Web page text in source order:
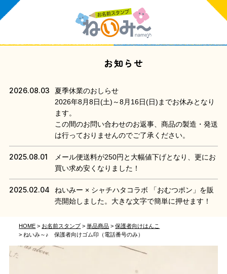
お知らせ
2026.08.03
夏季休業のおしらせ
2026年8月8日(土)～8月16日(日)までお休みとなり
ます。
この間のお問い合わせのお返事、商品の製造・発送
は行っておりませんのでご了承ください。
2025.08.01
メール便送料が250円と大幅値下げとなり、更にお
買い求め安くなりました！
2025.02.04
ねいみー × シャチハタコラボ 「おむつポン」を販
売開始しました。大きな文字で簡単に押せます！
HOME お名前スタンプ 単品商品
保護者向けはんこ
ねいみ～♪ 保護者向けゴム印（電話番号のみ）